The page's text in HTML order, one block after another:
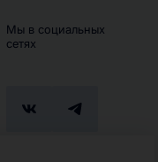
Мы в социальных
сетях